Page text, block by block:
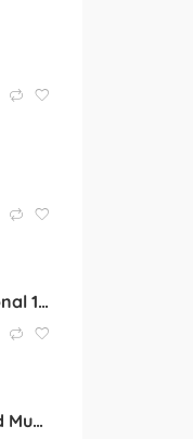
Tag Heuer Professional 1000 Vintage
Hamilton Khaki Field Murph